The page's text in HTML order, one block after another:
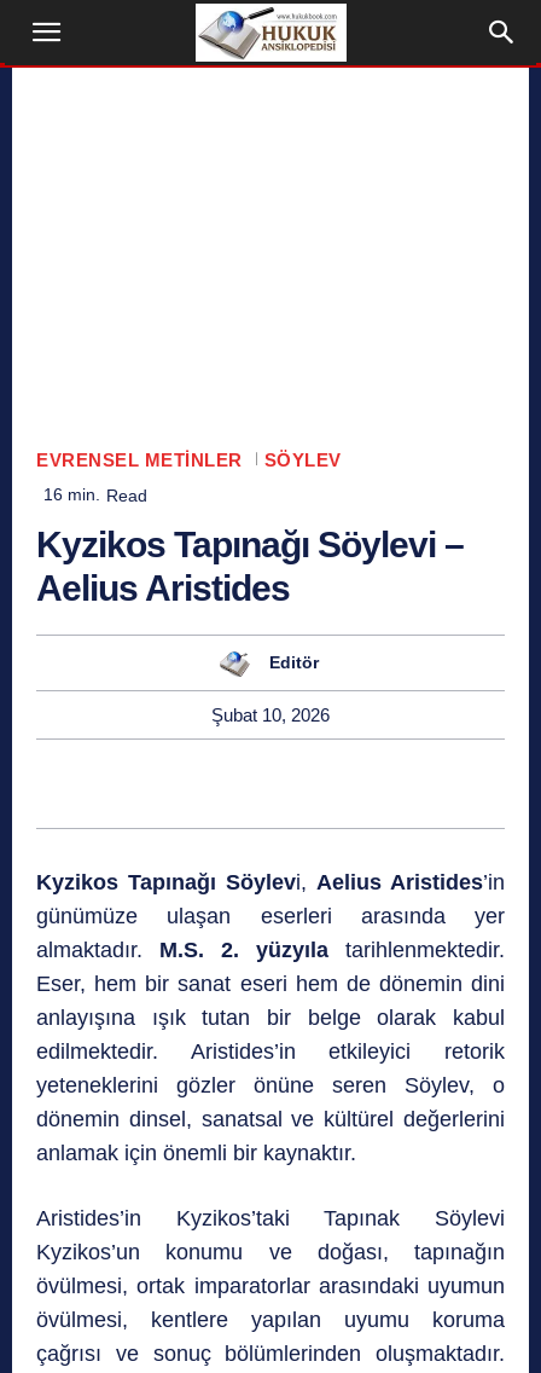
EVRENSEL METINLER SÖYLEV
16 min. Read
Kyzikos Tapınağı Söylevi –
Aelius Aristides
Editör
Şubat 10, 2026
Kyzikos Tapınağı Söylevi, Aelius Aristides’in
günümüze ulaşan eserleri arasında yer
almaktadır. M.S. 2. yüzyıla tarihlenmektedir.
Eser, hem bir sanat eseri hem de dönemin dini
anlayışına ışık tutan bir belge olarak kabul
edilmektedir. Aristides’in etkileyici retorik
yeteneklerini gözler önüne seren Söylev, o
dönemin dinsel, sanatsal ve kültürel değerlerini
anlamak için önemli bir kaynaktır.
Aristides’in Kyzikos’taki Tapınak Söylevi
Kyzikos’un konumu ve doğası, tapınağın
övülmesi, ortak imparatorlar arasındaki uyumun
övülmesi, kentlere yapılan uyumu koruma
çağrısı ve sonuç bölümlerinden oluşmaktadır.